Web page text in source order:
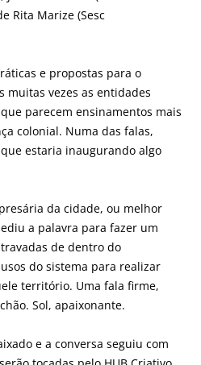
Rita Marize (Sesc
e propostas para o
vezes as entidades
parecem ensinamentos mais
colonial. Numa das falas,
estaria inaugurando algo
da cidade, ou melhor
a palavra para fazer um
de dentro do
do sistema para realizar
território. Uma fala firme,
Sol, apaixonante.
e a conversa seguiu com